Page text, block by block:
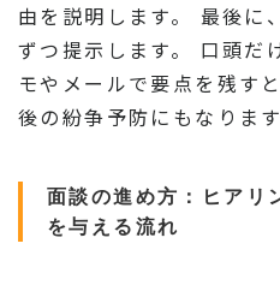
由を説明します。 最後に
ずつ提示します。 口頭だ
モやメールで要点を残す
後の紛争予防にもなります
面談の進め方：ヒア
を与える流れ